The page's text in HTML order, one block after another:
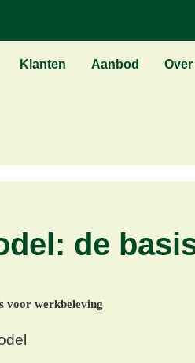
Klanten Aanbod
de
voor werkbeleving